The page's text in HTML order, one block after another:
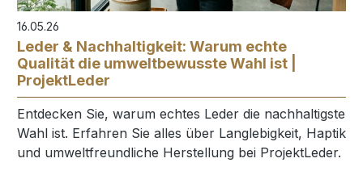
16.05.26
Leder & Nachhaltigkeit: Warum echte
Qualität die umweltbewusste Wahl ist |
ProjektLeder
Entdecken Sie, warum echtes Leder die nachhaltigste
Wahl ist. Erfahren Sie alles über Langlebigkeit, Haptik
und umweltfreundliche Herstellung bei ProjektLeder.